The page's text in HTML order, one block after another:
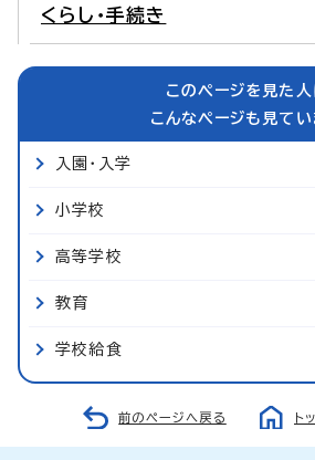
くらし・手続き
このページを見た人
こんなページも見てい
入園・入学
小学校
高等学校
教育
学校給食
前のページへ戻る ト